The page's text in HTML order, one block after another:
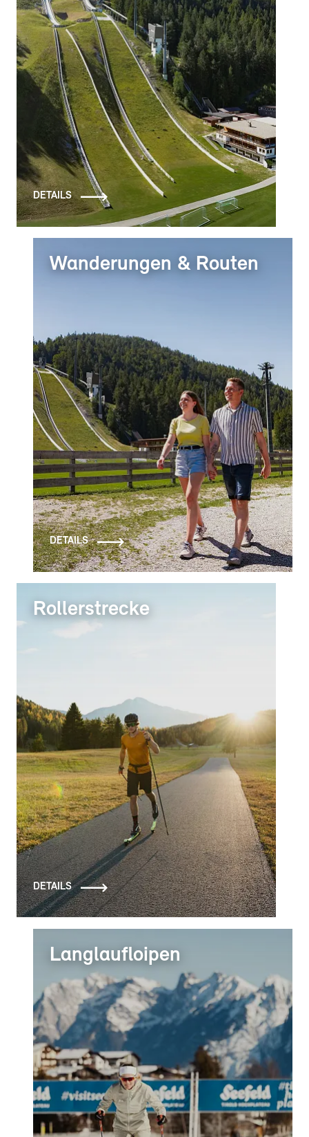
DETAILS
Wanderungen & Routen
DETAILS
Rollerstrecke
DETAILS
Langlaufloipen